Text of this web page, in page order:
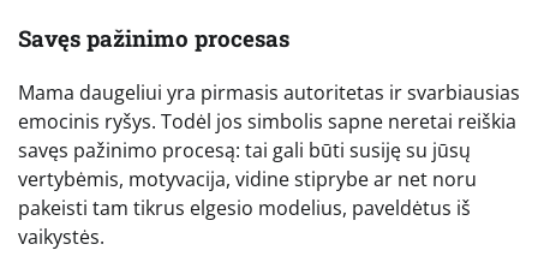
Savęs pažinimo procesas
Mama daugeliui yra pirmasis autoritetas ir svarbiausias
emocinis ryšys. Todėl jos simbolis sapne neretai reiškia
savęs pažinimo procesą: tai gali būti susiję su jūsų
vertybėmis, motyvacija, vidine stiprybe ar net noru
pakeisti tam tikrus elgesio modelius, paveldėtus iš
vaikystės.